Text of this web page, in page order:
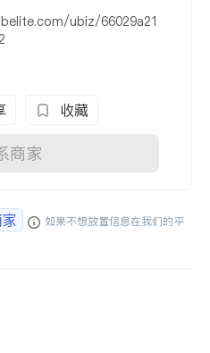
ubiz/66029a21
收藏
商家
如果不想放置信息在我们的平